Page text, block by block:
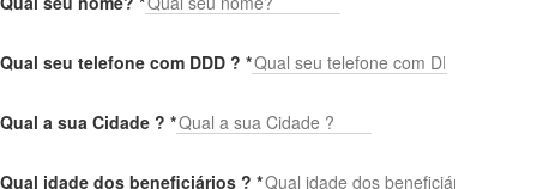
Qual seu telefone com DDD ? *
Qual a sua Cidade ? *
Qual idade dos beneficiários ? *